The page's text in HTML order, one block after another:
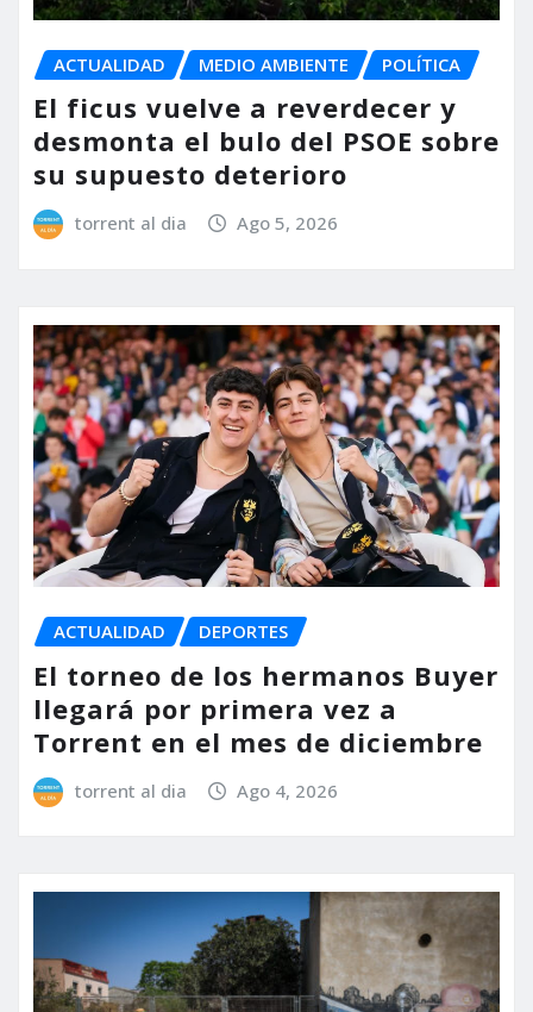
ACTUALIDAD MEDIO AMBIENTE POLÍTICA
El ficus vuelve a reverdecer y
desmonta el bulo del PSOE sobre
su supuesto deterioro
torrent al dia Ago 5, 2026
ACTUALIDAD DEPORTES
El torneo de los hermanos Buyer
llegará por primera vez a
Torrent en el mes de diciembre
torrent al dia Ago 4, 2026